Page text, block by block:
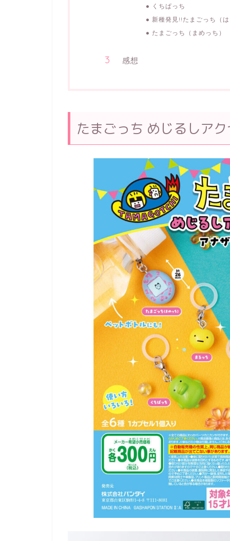
くちぱっち
新種発見!!たまごっち（
たまごっち（まめっち）
感想
たまごっち めじるしア